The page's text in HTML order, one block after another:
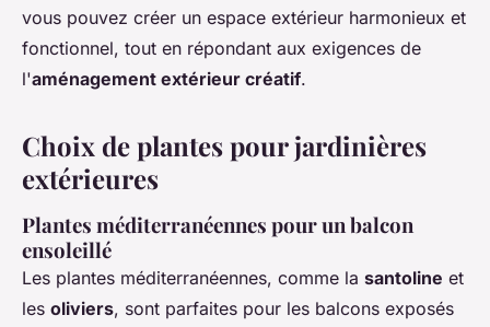
vous pouvez créer un espace extérieur harmonieux et
fonctionnel, tout en répondant aux exigences de
l'aménagement extérieur créatif.
Choix de plantes pour jardinières
extérieures
Plantes méditerranéennes pour un balcon
ensoleillé
Les plantes méditerranéennes, comme la santoline et
les oliviers, sont parfaites pour les balcons exposés